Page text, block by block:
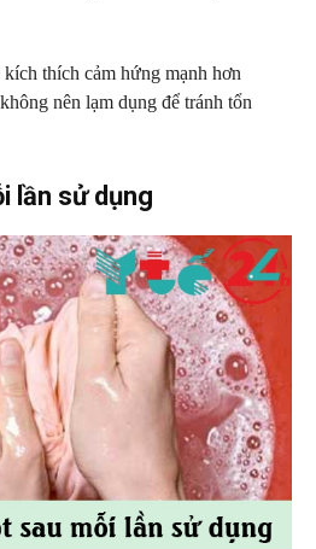
thích cảm hứng mạnh hơn
nên lạm dụng để tránh tổn
lần sử dụng